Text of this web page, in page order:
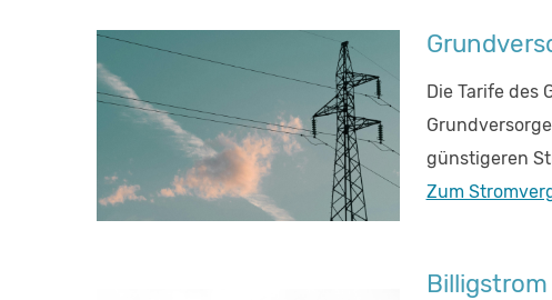
Die Tarife des
günstigeren
Zum
Billigstrom